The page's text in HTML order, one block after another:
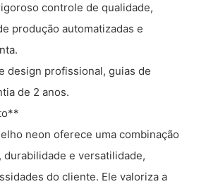
controle de qualidade,
produção automatizadas e
design profissional, guias de
de 2 anos.
neon oferece uma combinação
e versatilidade,
do cliente. Ele valoriza a